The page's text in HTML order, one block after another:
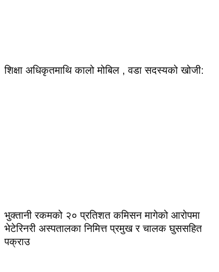
शिक्षा अधिकृतमाथि कालो मोबिल , वडा सदस्यको खोजी:
भुक्तानी रकमको २० प्रतिशत कमिसन मागेको आरोपमा
भेटेरिनरी अस्पतालका निमित्त प्रमुख र चालक घुससहित
पक्राउ